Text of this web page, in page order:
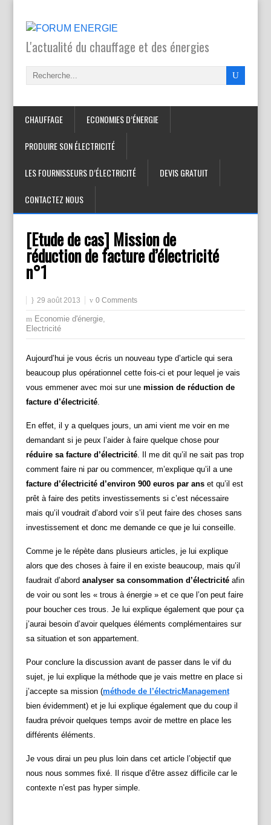
L'actualité du chauffage et des énergies
CHAUFFAGE ECONOMIES D’ÉNERGIE
PRODUIRE SON ÉLECTRICITÉ
LES FOURNISSEURS D’ÉLECTRICITÉ DEVIS GRATUIT
CONTACTEZ NOUS
[Etude de cas] Mission de
réduction de facture d’électricité
n°1
29 août 2013 0 Comments
Economie d'énergie,
Electricité
Aujourd’hui je vous écris un nouveau type d’article qui sera
beaucoup plus opérationnel cette fois-ci et pour lequel je vais
vous emmener avec moi sur une mission de réduction de
facture d’électricité.
En effet, il y a quelques jours, un ami vient me voir en me
demandant si je peux l’aider à faire quelque chose pour
réduire sa facture d’électricité. Il me dit qu’il ne sait pas trop
comment faire ni par ou commencer, m’explique qu’il a une
facture d’électricité d’environ 900 euros par anset qu’il est
prêt à faire des petits investissements si c’est nécessaire
mais qu’il voudrait d’abord voir s’il peut faire des choses sans
investissement et donc me demande ce que je lui conseille.
Comme je le répète dans plusieurs articles, je lui explique
alors que des choses à faire il en existe beaucoup, mais qu’il
faudrait d’abord analyser sa consommation d’électricitéafin
de voir ou sont les « trous à énergie » et ce que l’on peut faire
pour boucher ces trous. Je lui explique également que pour ça
j’aurai besoin d’avoir quelques éléments complémentaires sur
sa situation et son appartement.
Pour conclure la discussion avant de passer dans le vif du
sujet, je lui explique la méthode que je vais mettre en place si
j’accepte sa mission (méthode de l’électricManagement
bien évidemment) et je lui explique également que du coup il
faudra prévoir quelques temps avoir de mettre en place les
différents éléments.
Je vous dirai un peu plus loin dans cet article l’objectif que
nous nous sommes fixé. Il risque d’être assez difficile car le
contexte n’est pas hyper simple.